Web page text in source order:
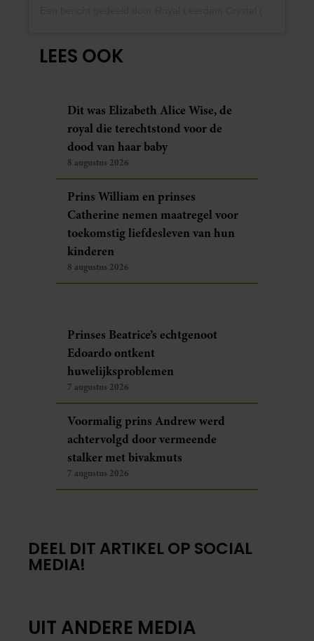
LEES OOK
Dit was Elizabeth Alice Wise, de
royal die terechtstond voor de
dood van haar baby
8 augustus 2026
Prins William en prinses
Catherine nemen maatregel voor
toekomstig liefdesleven van hun
kinderen
8 augustus 2026
Prinses Beatrice’s echtgenoot
Edoardo ontkent
huwelijksproblemen
7 augustus 2026
Voormalig prins Andrew werd
achtervolgd door vermeende
stalker met bivakmuts
7 augustus 2026
DEEL DIT ARTIKEL OP SOCIAL
MEDIA!
UIT ANDERE MEDIA